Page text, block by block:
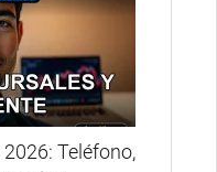
Teléfono,